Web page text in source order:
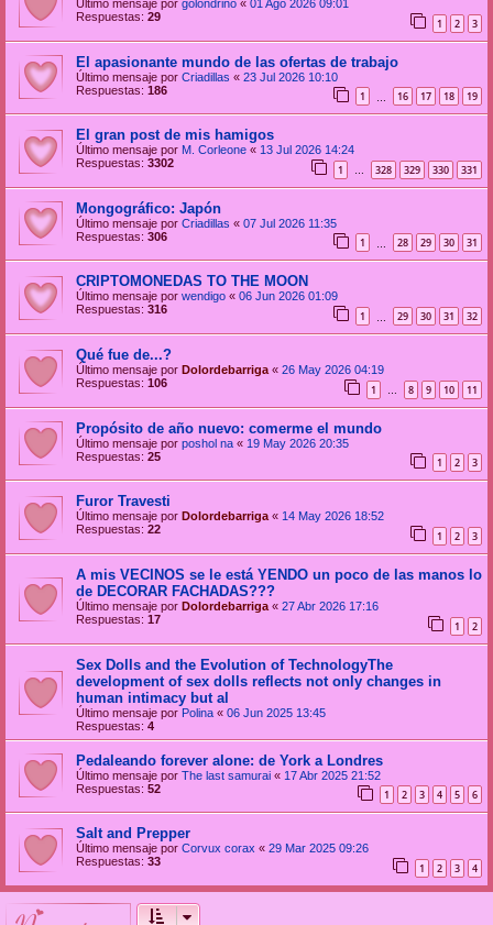
Último mensaje por golondrino « 01 Ago 2026 09:01
Respuestas: 29 1 2 3
El apasionante mundo de las ofertas de trabajo
Último mensaje por Criadillas « 23 Jul 2026 10:10
Respuestas: 186 1 16 17 18 19
El gran post de mis hamigos
Último mensaje por M. Corleone « 13 Jul 2026 14:24
Respuestas: 3302 1 … 328 329 330 331
Mongográfico: Japón
Último mensaje por Criadillas « 07 Jul 2026 11:35
Respuestas: 306 1 28 29 30 31
CRIPTOMONEDAS TO THE MOON
Último mensaje por wendigo « 06 Jun 2026 01:09
Respuestas: 316 1 29 30 31 32
Qué fue de...?
Último mensaje por Dolordebarriga « 26 May 2026 04:19
Respuestas: 106 1 … 8 9 10 11
Propósito de año nuevo: comerme el mundo
Último mensaje por poshol na « 19 May 2026 20:35
Respuestas: 25 1 2 3
Furor Travesti
Último mensaje por Dolordebarriga« 14 May 2026 18:52
Respuestas: 22 1 2 3
A mis VECINOS se le está YENDO un poco de las manos lo
de DECORAR FACHADAS???
Último mensaje por Dolordebarriga « 27 Abr 2026 17:16
Respuestas: 17 1 2
Sex Dolls and the Evolution of TechnologyThe
development of sex dolls reflects not only changes in
human intimacy but al
Último mensaje por Polina « 06 Jun 2025 13:45
Respuestas: 4
Pedaleando forever alone: de York a Londres
Último mensaje por The last samurai « 17 Abr 2025 21:52
Respuestas: 52 1 2 3 4 5 6
Salt and Prepper
Último mensaje por Corvux corax « 29 Mar 2025 09:26
Respuestas: 33 1 2 3 4